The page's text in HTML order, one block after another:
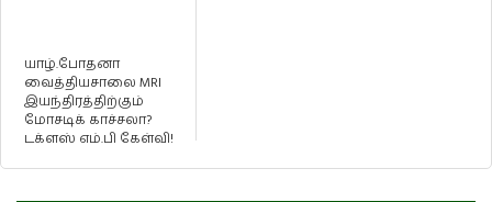
யாழ்.போதனா
வைத்தியசாலை MRI
இயந்திரத்திற்கும்
மோசடிக் காச்சலா?
டக்ளஸ் எம்.பி கேள்வி!